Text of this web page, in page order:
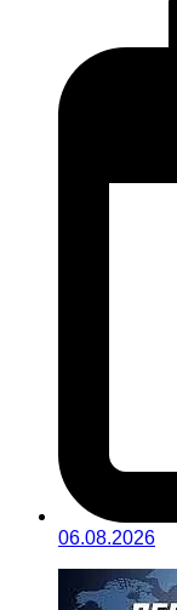
06.08.2026